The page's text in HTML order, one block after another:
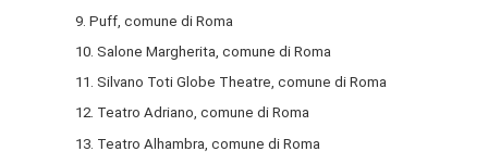
9. Puff, comune di Roma
10. Salone Margherita, comune di Roma
11. Silvano Toti Globe Theatre, comune di Roma
12. Teatro Adriano, comune di Roma
13. Teatro Alhambra, comune di Roma